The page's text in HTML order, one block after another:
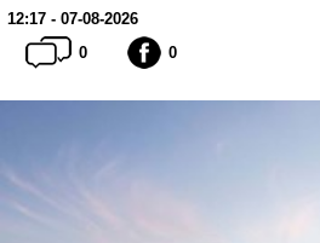
12:17 - 07-08-2026
0
0